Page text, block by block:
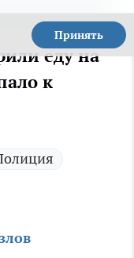
Принять
еду на
к